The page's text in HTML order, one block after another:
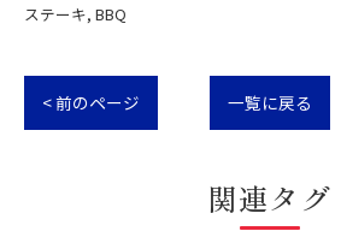
ステーキ BBQ
< 前のページ 一覧に戻る
関連タグ